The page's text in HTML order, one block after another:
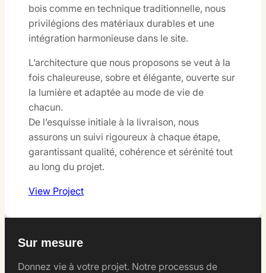
bois comme en technique traditionnelle, nous
privilégions des matériaux durables et une
intégration harmonieuse dans le site.
L’architecture que nous proposons se veut à la
fois chaleureuse, sobre et élégante, ouverte sur
la lumière et adaptée au mode de vie de
chacun.
De l’esquisse initiale à la livraison, nous
assurons un suivi rigoureux à chaque étape,
garantissant qualité, cohérence et sérénité tout
au long du projet.
View Project
Sur mesure
Donnez vie à votre projet. Notre processus de